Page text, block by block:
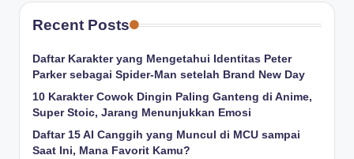
Recent Posts
Daftar Karakter yang Mengetahui Identitas Peter
Parker sebagai Spider-Man setelah Brand New Day
10 Karakter Cowok Dingin Paling Ganteng di Anime,
Super Stoic, Jarang Menunjukkan Emosi
Daftar 15 AI Canggih yang Muncul di MCU sampai
Saat Ini, Mana Favorit Kamu?